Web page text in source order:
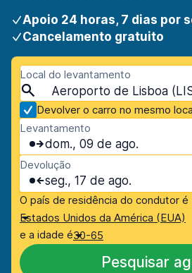
Apoio 24 horas, 7 dias por
Cancelamento gratuito
Local do levantamento
Devolver o carro no mesmo
Levantamento
dom., 09 de ago.
Devolução
seg., 17 de ago.
O país de residência do condutor é
Estados Unidos da América (EUA)
e a idade é30-65
Pesquisar